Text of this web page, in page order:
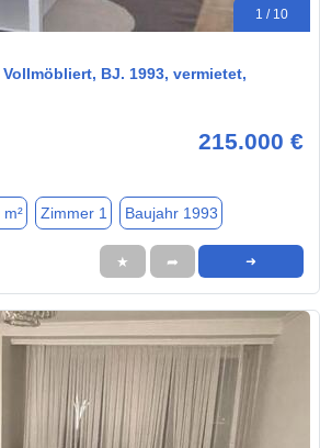
1 / 10
Vollmöbliert, BJ. 1993, vermietet,
215.000 €
Zimmer 1 Baujahr 1993
★ ➦ ➜